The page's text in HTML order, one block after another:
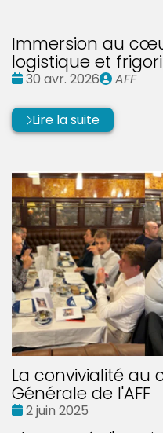
Immersion au
logistique et
Date
30 avr. 2026
Publié
AFF
Lire la suite
La convivialité au
Générale de l'AFF
Date
2 juin 2025